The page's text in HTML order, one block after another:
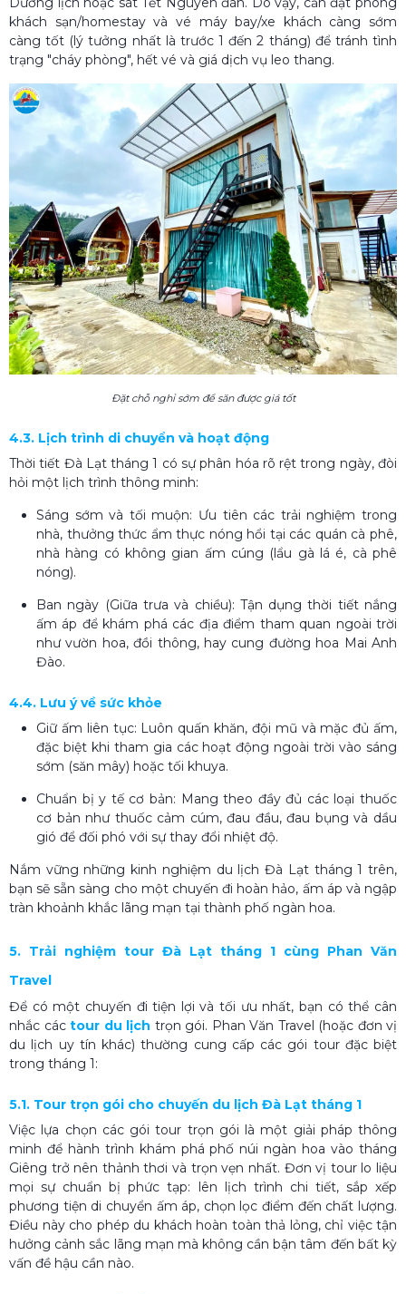
khách sạn/homestay và vé máy bay/xe khách càng sớm
càng tốt (lý tưởng nhất là trước 1 đến 2 tháng) để tránh tình
trạng "cháy phòng", hết vé và giá dịch vụ leo thang.
Đặt chỗ nghỉ sớm để săn được giá tốt
4.3. Lịch trình di chuyển và hoạt động
Thời tiết Đà Lạt tháng 1 có sự phân hóa rõ rệt trong ngày, đòi
hỏi một lịch trình thông minh:
Sáng sớm và tối muộn: Ưu tiên các trải nghiệm trong
nhà, thưởng thức ẩm thực nóng hổi tại các quán cà phê,
nhà hàng có không gian ấm cúng (lẩu gà lá é, cà phê
nóng).
Ban ngày (Giữa trưa và chiều): Tận dụng thời tiết nắng
ấm áp để khám phá các địa điểm tham quan ngoài trời
như vườn hoa, đồi thông, hay cung đường hoa Mai Anh
Đào.
4.4. Lưu ý về sức khỏe
Giữ ấm liên tục: Luôn quấn khăn, đội mũ và mặc đủ ấm,
đặc biệt khi tham gia các hoạt động ngoài trời vào sáng
sớm (săn mây) hoặc tối khuya.
Chuẩn bị y tế cơ bản: Mang theo đầy đủ các loại thuốc
cơ bản như thuốc cảm cúm, đau đầu, đau bụng và dầu
gió để đối phó với sự thay đổi nhiệt độ.
Nắm vững những kinh nghiệm du lịch Đà Lạt tháng 1 trên,
bạn sẽ sẵn sàng cho một chuyến đi hoàn hảo, ấm áp và ngập
tràn khoảnh khắc lãng mạn tại thành phố ngàn hoa.
5. Trải nghiệm tour Đà Lạt tháng 1 cùng Phan Văn
Travel
Để có một chuyến đi tiện lợi và tối ưu nhất, bạn có thể cân
nhắc các tour du lịch trọn gói. Phan Văn Travel (hoặc đơn vị
du lịch uy tín khác) thường cung cấp các gói tour đặc biệt
trong tháng 1:
5.1. Tour trọn gói cho chuyến du lịch Đà Lạt tháng 1
Việc lựa chọn các gói tour trọn gói là một giải pháp thông
minh để hành trình khám phá phố núi ngàn hoa vào tháng
Giêng trở nên thảnh thơi và trọn vẹn nhất. Đơn vị tour lo liệu
mọi sự chuẩn bị phức tạp: lên lịch trình chi tiết, sắp xếp
phương tiện di chuyển ấm áp, chọn lọc điểm đến chất lượng.
Điều này cho phép du khách hoàn toàn thả lỏng, chỉ việc tận
hưởng cảnh sắc lãng mạn mà không cần bận tâm đến bất kỳ
vấn đề hậu cần nào.